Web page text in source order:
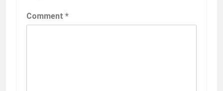
Comment *